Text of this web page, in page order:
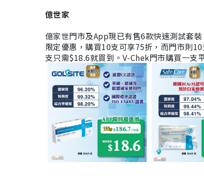
億世家
億家世門市及App現已有售6款快速測試套
限定優惠，購買10支可享75折，而門市則
支只需$18.6就買到。V-Chek門市購買一支